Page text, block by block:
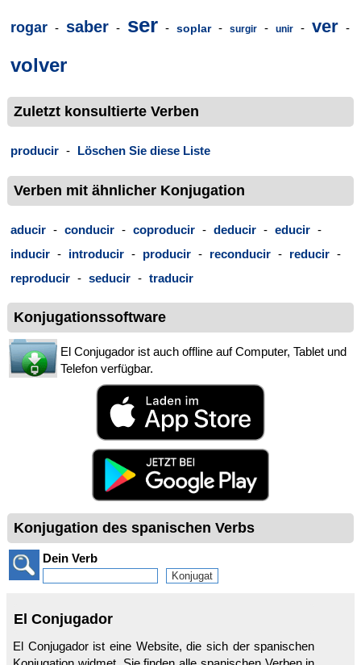
rogar - saber - ser - soplar - surgir - unir - ver -
volver
Zuletzt konsultierte Verben
producir - Löschen Sie diese Liste
Verben mit ähnlicher Konjugation
aducir - conducir - coproducir - deducir - educir -
inducir - introducir - producir - reconducir - reducir -
reproducir - seducir - traducir
Konjugationssoftware
El Conjugador ist auch offline auf Computer, Tablet und
Telefon verfügbar.
Konjugation des spanischen Verbs
Dein Verb
El Conjugador
El Conjugador ist eine Website, die sich der spanischen